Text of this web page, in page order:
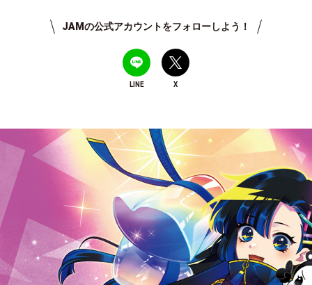
JAMの公式アカウントをフォローしよう！
LINE X